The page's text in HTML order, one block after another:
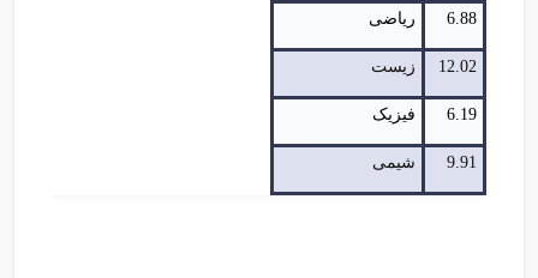
6.88 ریاضی
12.02 زیست
6.19 فیزیک
9.91 شیمی